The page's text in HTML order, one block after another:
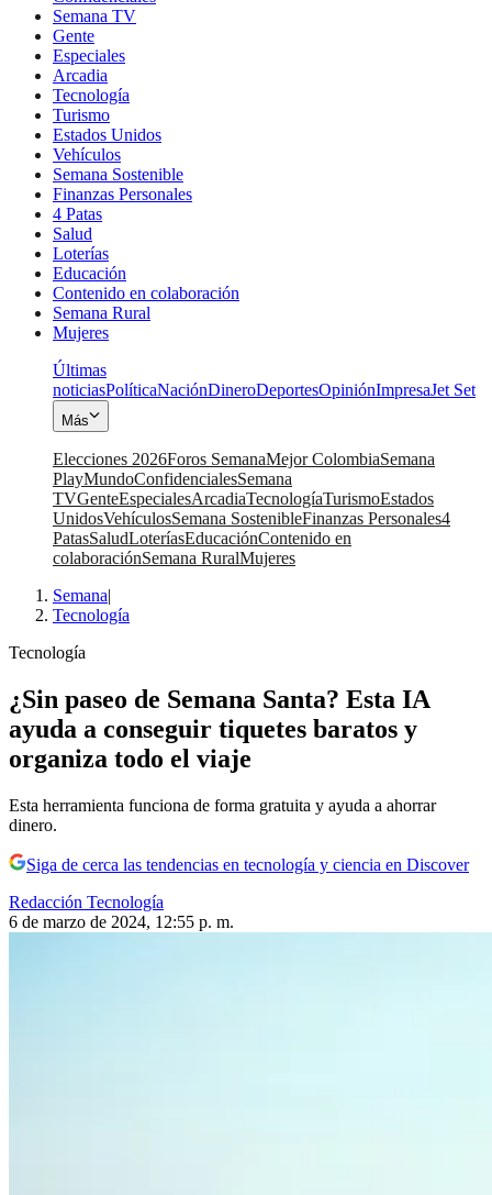
Semana TV
Gente
Especiales
Arcadia
Tecnología
Turismo
Estados Unidos
Vehículos
Semana Sostenible
Finanzas Personales
4 Patas
Salud
Loterías
Educación
Contenido en colaboración
Semana Rural
Mujeres
Últimas
noticiasPolíticaNaciónDineroDeportesOpiniónImpresaJet Set
Más
Elecciones 2026Foros SemanaMejor ColombiaSemana
PlayMundoConfidencialesSemana
TVGenteEspecialesArcadiaTecnologíaTurismoEstados
UnidosVehículosSemana SostenibleFinanzas Personales4
PatasSaludLoteríasEducaciónContenido en
colaboraciónSemana RuralMujeres
Semana|
Tecnología
Tecnología
¿Sin paseo de Semana Santa? Esta IA
ayuda a conseguir tiquetes baratos y
organiza todo el viaje
Esta herramienta funciona de forma gratuita y ayuda a ahorrar
dinero.
Siga de cerca las tendencias en tecnología y ciencia en Discover
Redacción Tecnología
6 de marzo de 2024, 12:55 p. m.